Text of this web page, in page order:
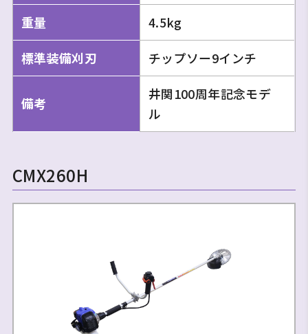
重量
4.5kg
標準装備刈刃
チップソー9インチ
備考
井関100周年記念モデ
ル
CMX260H